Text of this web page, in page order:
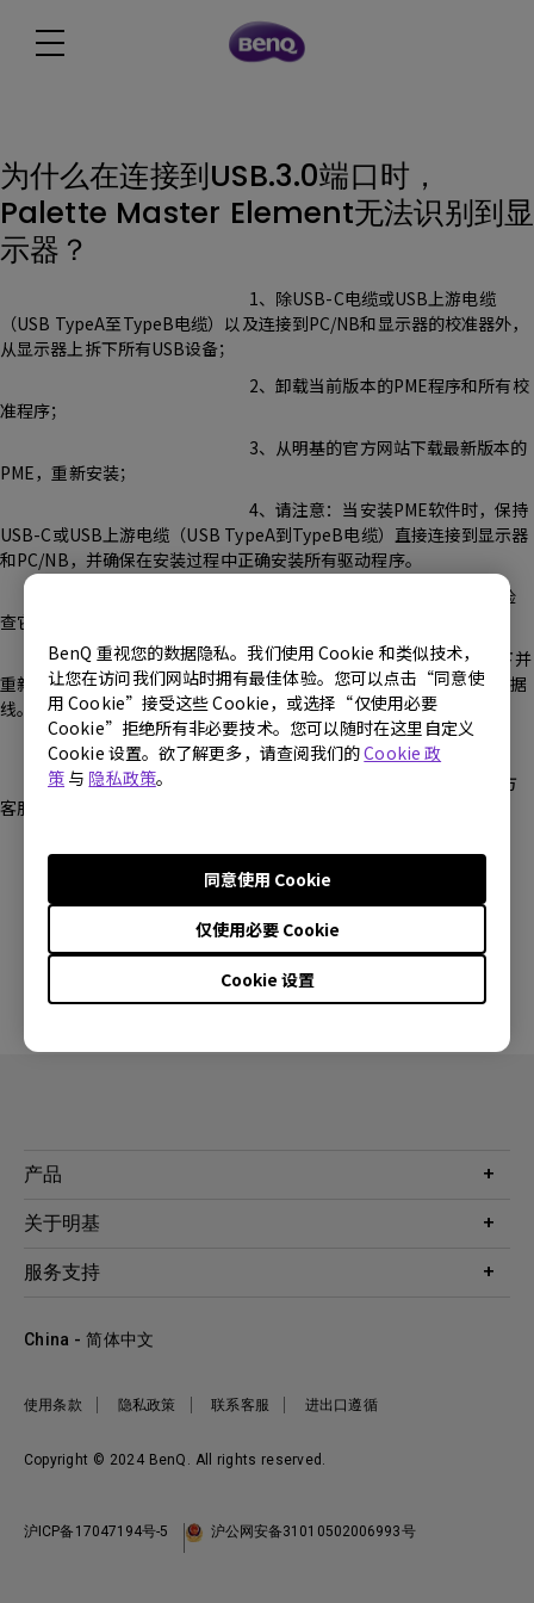
BenQ 重视您的数据隐私。我们使用 Cookie 和类似技术，
让您在访问我们网站时拥有最佳体验。您可以点击“同意使
用 Cookie”接受这些 Cookie，或选择“仅使用必要
Cookie”拒绝所有非必要技术。您可以随时在这里自定义
Cookie 设置。欲了解更多，请查阅我们的Cookie 政
策 与 隐私政策。
Cookie 设置
仅使用必要 Cookie
同意使用 Cookie
为什么在连接到USB.3.0端口时，
Palette Master Element无法识别到显
示器？
1、除USB-C电缆或USB上游电缆
（USB TypeA至TypeB电缆）以及连接到PC/NB和显示器的校准器外，
从显示器上拆下所有USB设备；
2、卸载当前版本的PME程序和所有校
准程序；
3、从明基的官方网站下载最新版本的
PME，重新安装；
4、请注意：当安装PME软件时，保持
USB-C或USB上游电缆（USB TypeA到TypeB电缆）直接连接到显示器
和PC/NB，并确保在安装过程中正确安装所有驱动程序。
5、 重新启动PC/NB并打开PME以检
查它是否可以工作。
6.、如果错误信息仍然存在，请拔下并
重新插入USB上行数据线（USB TypeA至TypeB数据线）或更换新数据
线。
如果问题仍然存在，请联系明基官方
客服以获得进一步的帮助。
解答内容是否对您有帮助？
是
产品
投影机
WiT智能灯
关于明基
公司简介
企业社会责任
服务支持
档案下载与常见问题
Copyright © 2024 BenQ. All rights reserved.
使用条款 隐私政策 联系客服 进出口遵循
China - 简体中文
沪ICP备17047194号-5 沪公网安备31010502006993号